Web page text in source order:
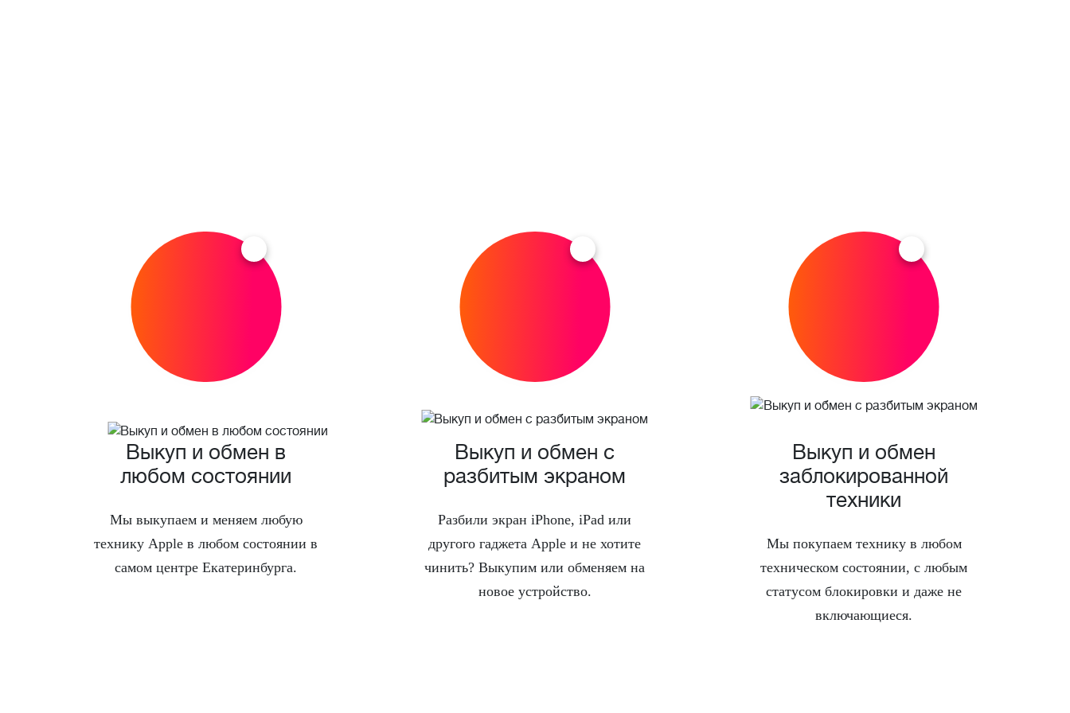
Выкуп и обмен в
любом состоянии
Мы выкупаем и меняем любую
технику Apple в любом состоянии в
самом центре Екатеринбурга.
Выкуп и обмен с
разбитым экраном
Разбили экран iPhone, iPad или
другого гаджета Apple и не хотите
чинить? Выкупим или обменяем на
новое устройство.
Выкуп и обмен
заблокированной
техники
Мы покупаем технику в любом
техническом состоянии, с любым
статусом блокировки и даже не
включающиеся.